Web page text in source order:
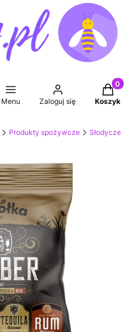
Menu Zaloguj się Koszyk
Produkty spożywcze Słodycze,